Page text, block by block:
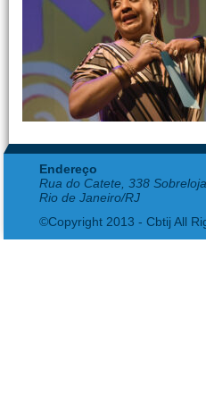
Endereço
Rua do Catete, 338
Rio de Janeiro/RJ
©Copyright 2013 - Cbtij All